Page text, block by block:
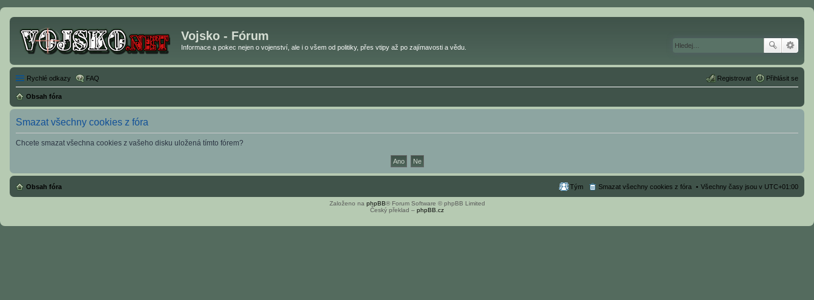
Vojsko - Fórum
Informace a pokec nejen o vojenství, ale i o všem od politiky, přes vtipy až po zajímavosti a vědu.
Rychlé odkazy FAQ Přihlásit se
Registrovat
Obsah fóra
Smazat všechny cookies z fóra
Chcete smazat všechna cookies z vašeho disku uložená tímto fórem?
Obsah fóra Všechny časy jsou v UTC+01:00
Smazat všechny cookies z fóra
Tým
Založeno na phpBB® Forum Software © phpBB Limited
Český překlad – phpBB.cz